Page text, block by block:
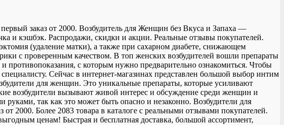
заказ от 2000. Возбудитель для Женщин без Вкуса и Запаха —
и кэшбэк. Распродажи, скидки и акции. Реальные отзывы покупателей.
(удаление матки), а также при сахарном диабете, снижающем
с проверенным качеством. В топ женских возбудителей вошли препараты
противопоказания, с которым нужно предварительно ознакомиться. Чтобы
Сейчас в интернет-магазинах представлен большой выбор интим
для женщин. Это уникальные препараты, которые усиливают
возбудители вызывают живой интерес и обсуждение среди женщин и
так как это может быть опасно и незаконно. Возбудители для
2000. Более 2083 товара в каталоге с реальными отзывами покупателей.
ценам! Быстрая и бесплатная доставка, большой ассортимент,